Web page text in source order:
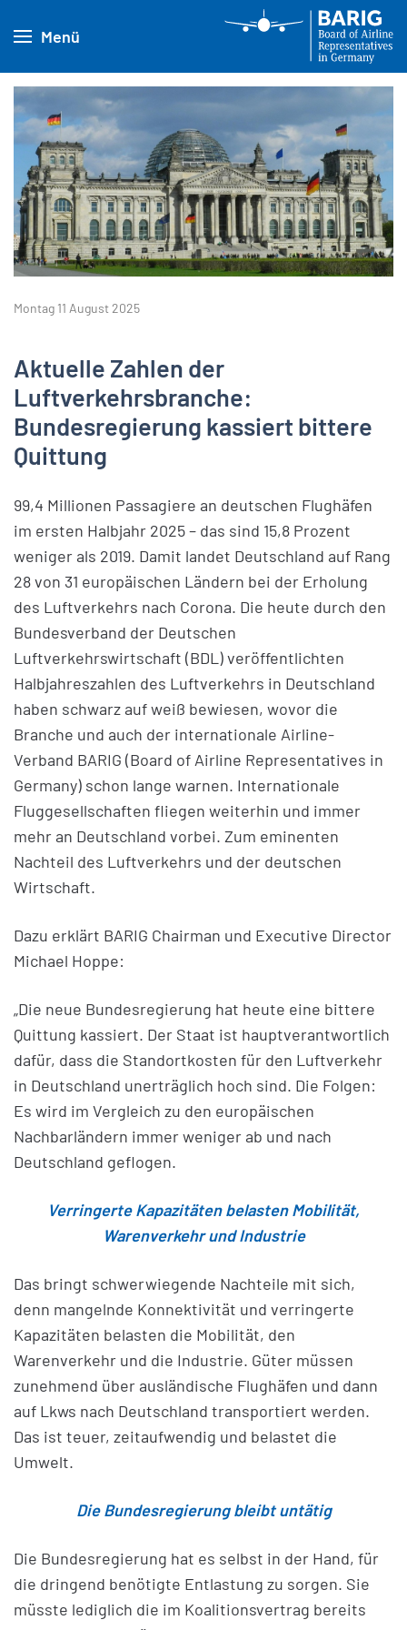
Menü
Montag 11 August 2025
Aktuelle Zahlen der
Luftverkehrsbranche:
Bundesregierung kassiert bittere
Quittung
99,4 Millionen Passagiere an deutschen Flughäfen
im ersten Halbjahr 2025 – das sind 15,8 Prozent
weniger als 2019. Damit landet Deutschland auf Rang
28 von 31 europäischen Ländern bei der Erholung
des Luftverkehrs nach Corona. Die heute durch den
Bundesverband der Deutschen
Luftverkehrswirtschaft (BDL) veröffentlichten
Halbjahreszahlen des Luftverkehrs in Deutschland
haben schwarz auf weiß bewiesen, wovor die
Branche und auch der internationale Airline-
Verband BARIG (Board of Airline Representatives in
Germany) schon lange warnen. Internationale
Fluggesellschaften fliegen weiterhin und immer
mehr an Deutschland vorbei. Zum eminenten
Nachteil des Luftverkehrs und der deutschen
Wirtschaft.
Dazu erklärt BARIG Chairman und Executive Director
Michael Hoppe:
„Die neue Bundesregierung hat heute eine bittere
Quittung kassiert. Der Staat ist hauptverantwortlich
dafür, dass die Standortkosten für den Luftverkehr
in Deutschland unerträglich hoch sind. Die Folgen:
Es wird im Vergleich zu den europäischen
Nachbarländern immer weniger ab und nach
Deutschland geflogen.
Verringerte Kapazitäten belasten Mobilität,
Warenverkehr und Industrie
Das bringt schwerwiegende Nachteile mit sich,
denn mangelnde Konnektivität und verringerte
Kapazitäten belasten die Mobilität, den
Warenverkehr und die Industrie. Güter müssen
zunehmend über ausländische Flughäfen und dann
auf Lkws nach Deutschland transportiert werden.
Das ist teuer, zeitaufwendig und belastet die
Umwelt.
Die Bundesregierung bleibt untätig
Die Bundesregierung hat es selbst in der Hand, für
die dringend benötigte Entlastung zu sorgen. Sie
müsste lediglich die im Koalitionsvertrag bereits